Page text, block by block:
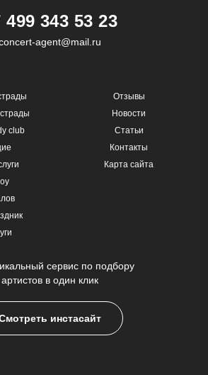
499 343 53 23
agent@mail.ru
club
Отзывы
Новости
Статьи
Контакты
Карта сайта
сервис по подбору
артистов в один клик
инстасайт